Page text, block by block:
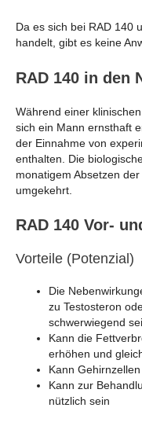
Da es sich bei RAD 140
handelt, gibt es keine
RAD 140 in den
Während einer
sich ein Mann ernsthaft
der Einnahme von
enthalten. Die
monatigem Absetzen
umgekehrt.
RAD 140 Vor-
Vorteile (Potenzial)
Die
zu Testosteron
schwerwiegend
Kann die
erhöhen und
Kann
Kann zur
nützlich sein